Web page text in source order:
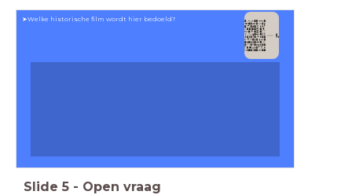
➤Welke historische film wordt hier bedoeld?
Slide 5 - Open vraag